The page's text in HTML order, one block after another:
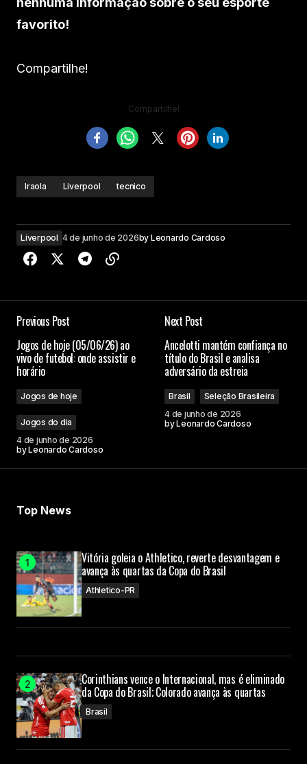
favorito!
Compartilhe!
Compartilhe!
Iraola Liverpool tecnico
Liverpool 4 de junho de 2026by Leonardo Cardoso
Previous Post
Jogos de hoje (05/06/26) ao
vivo de futebol: onde assistir e
horário
Jogos de hoje
Jogos do dia
4 de junho de 2026
byLeonardo Cardoso
Next Post
Ancelotti mantém confiança no
título do Brasil e analisa
adversário da estreia
Brasil
Seleção Brasileira
4 de junho de 2026
byLeonardo Cardoso
Top News
Vitória goleia o Athletico, reverte desvantagem e
avança às quartas da Copa do Brasil
Athletico-PR
Corinthians vence o Internacional, mas é eliminado
da Copa do Brasil; Colorado avança às quartas
Brasil